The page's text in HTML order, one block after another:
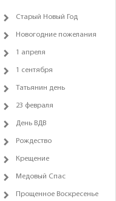
Старый Новый Год
Новогодние пожелания
1 апреля
1 сентября
Татьянин день
23 февраля
День ВДВ
Рождество
Крещение
Медовый Спас
Прощенное Воскресенье